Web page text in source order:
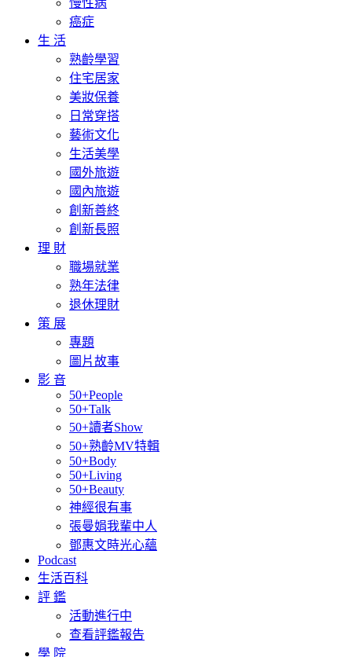
慢性病
癌症
生 活
熟齡學習
住宅居家
美妝保養
日常穿搭
藝術文化
生活美學
國外旅遊
國內旅遊
創新善終
創新長照
理 財
職場就業
熟年法律
退休理財
策 展
專題
圖片故事
影 音
50+People
50+Talk
50+讀者Show
50+熟齡MV特輯
50+Body
50+Living
50+Beauty
神經很有事
張曼娟我輩中人
鄧惠文時光心蘊
Podcast
生活百科
評 鑑
活動進行中
查看評鑑報告
學 院